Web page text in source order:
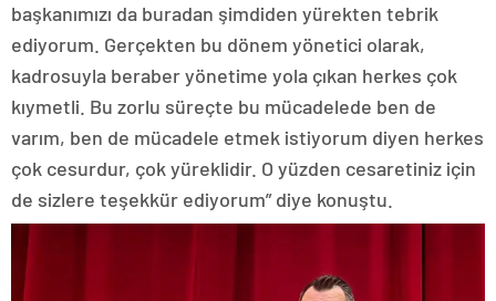
başkanımızı da buradan şimdiden yürekten tebrik
ediyorum. Gerçekten bu dönem yönetici olarak,
kadrosuyla beraber yönetime yola çıkan herkes çok
kıymetli. Bu zorlu süreçte bu mücadelede ben de
varım, ben de mücadele etmek istiyorum diyen herkes
çok cesurdur, çok yüreklidir. O yüzden cesaretiniz için
de sizlere teşekkür ediyorum” diye konuştu.